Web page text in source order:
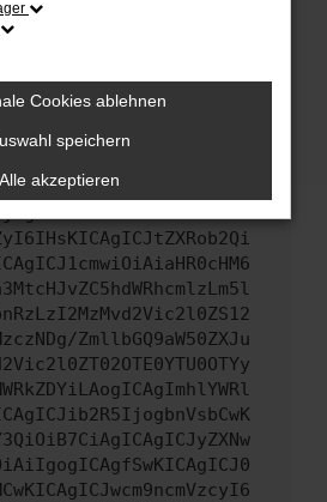
den Webseitenbetreiber.
uns bitte. Wir werden
zu beheben. Du kannst
schicken, um uns bei der
ZmllbGQ9aW50ZXJu
Cookies ablehnen
speichern
Alle akzeptieren